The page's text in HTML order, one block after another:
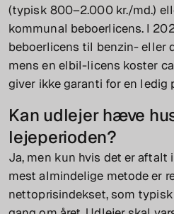
(typisk 800–2.000 kr./md.)
kommunal beboerlicens. I
beboerlicens til benzin- eller
mens en elbil-licens koster
giver ikke garanti for en ledig
Kan udlejer hæve
lejeperioden?
Ja, men kun hvis det er aftalt
mest almindelige metode er
nettoprisindekset, som